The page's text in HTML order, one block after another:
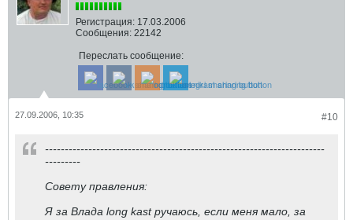
Регистрация: 17.03.2006
Сообщения: 22142
Переслать сообщение:
#10
27.09.2006, 10:35
-----------------------------------------------------------------------
---------
Совету правления:
Я за Влада long kast ручаюсь, если меня мало, за